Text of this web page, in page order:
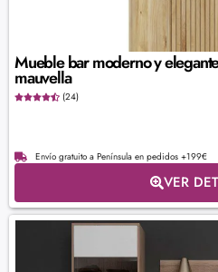
Mueble bar moderno y
mauvella
(24)
Envío gratuito a Península en pedidos +199€
VER